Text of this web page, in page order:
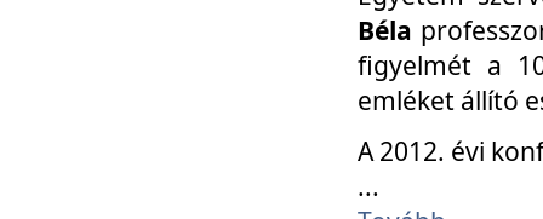
Béla
figyelmét a
emléket állító
A 2012. évi
...